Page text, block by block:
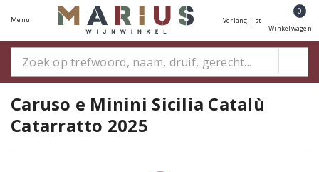
Menu Verlanglijst
0
Winkelwagen
Caruso e Minini Sicilia Catalù
Catarratto 2025